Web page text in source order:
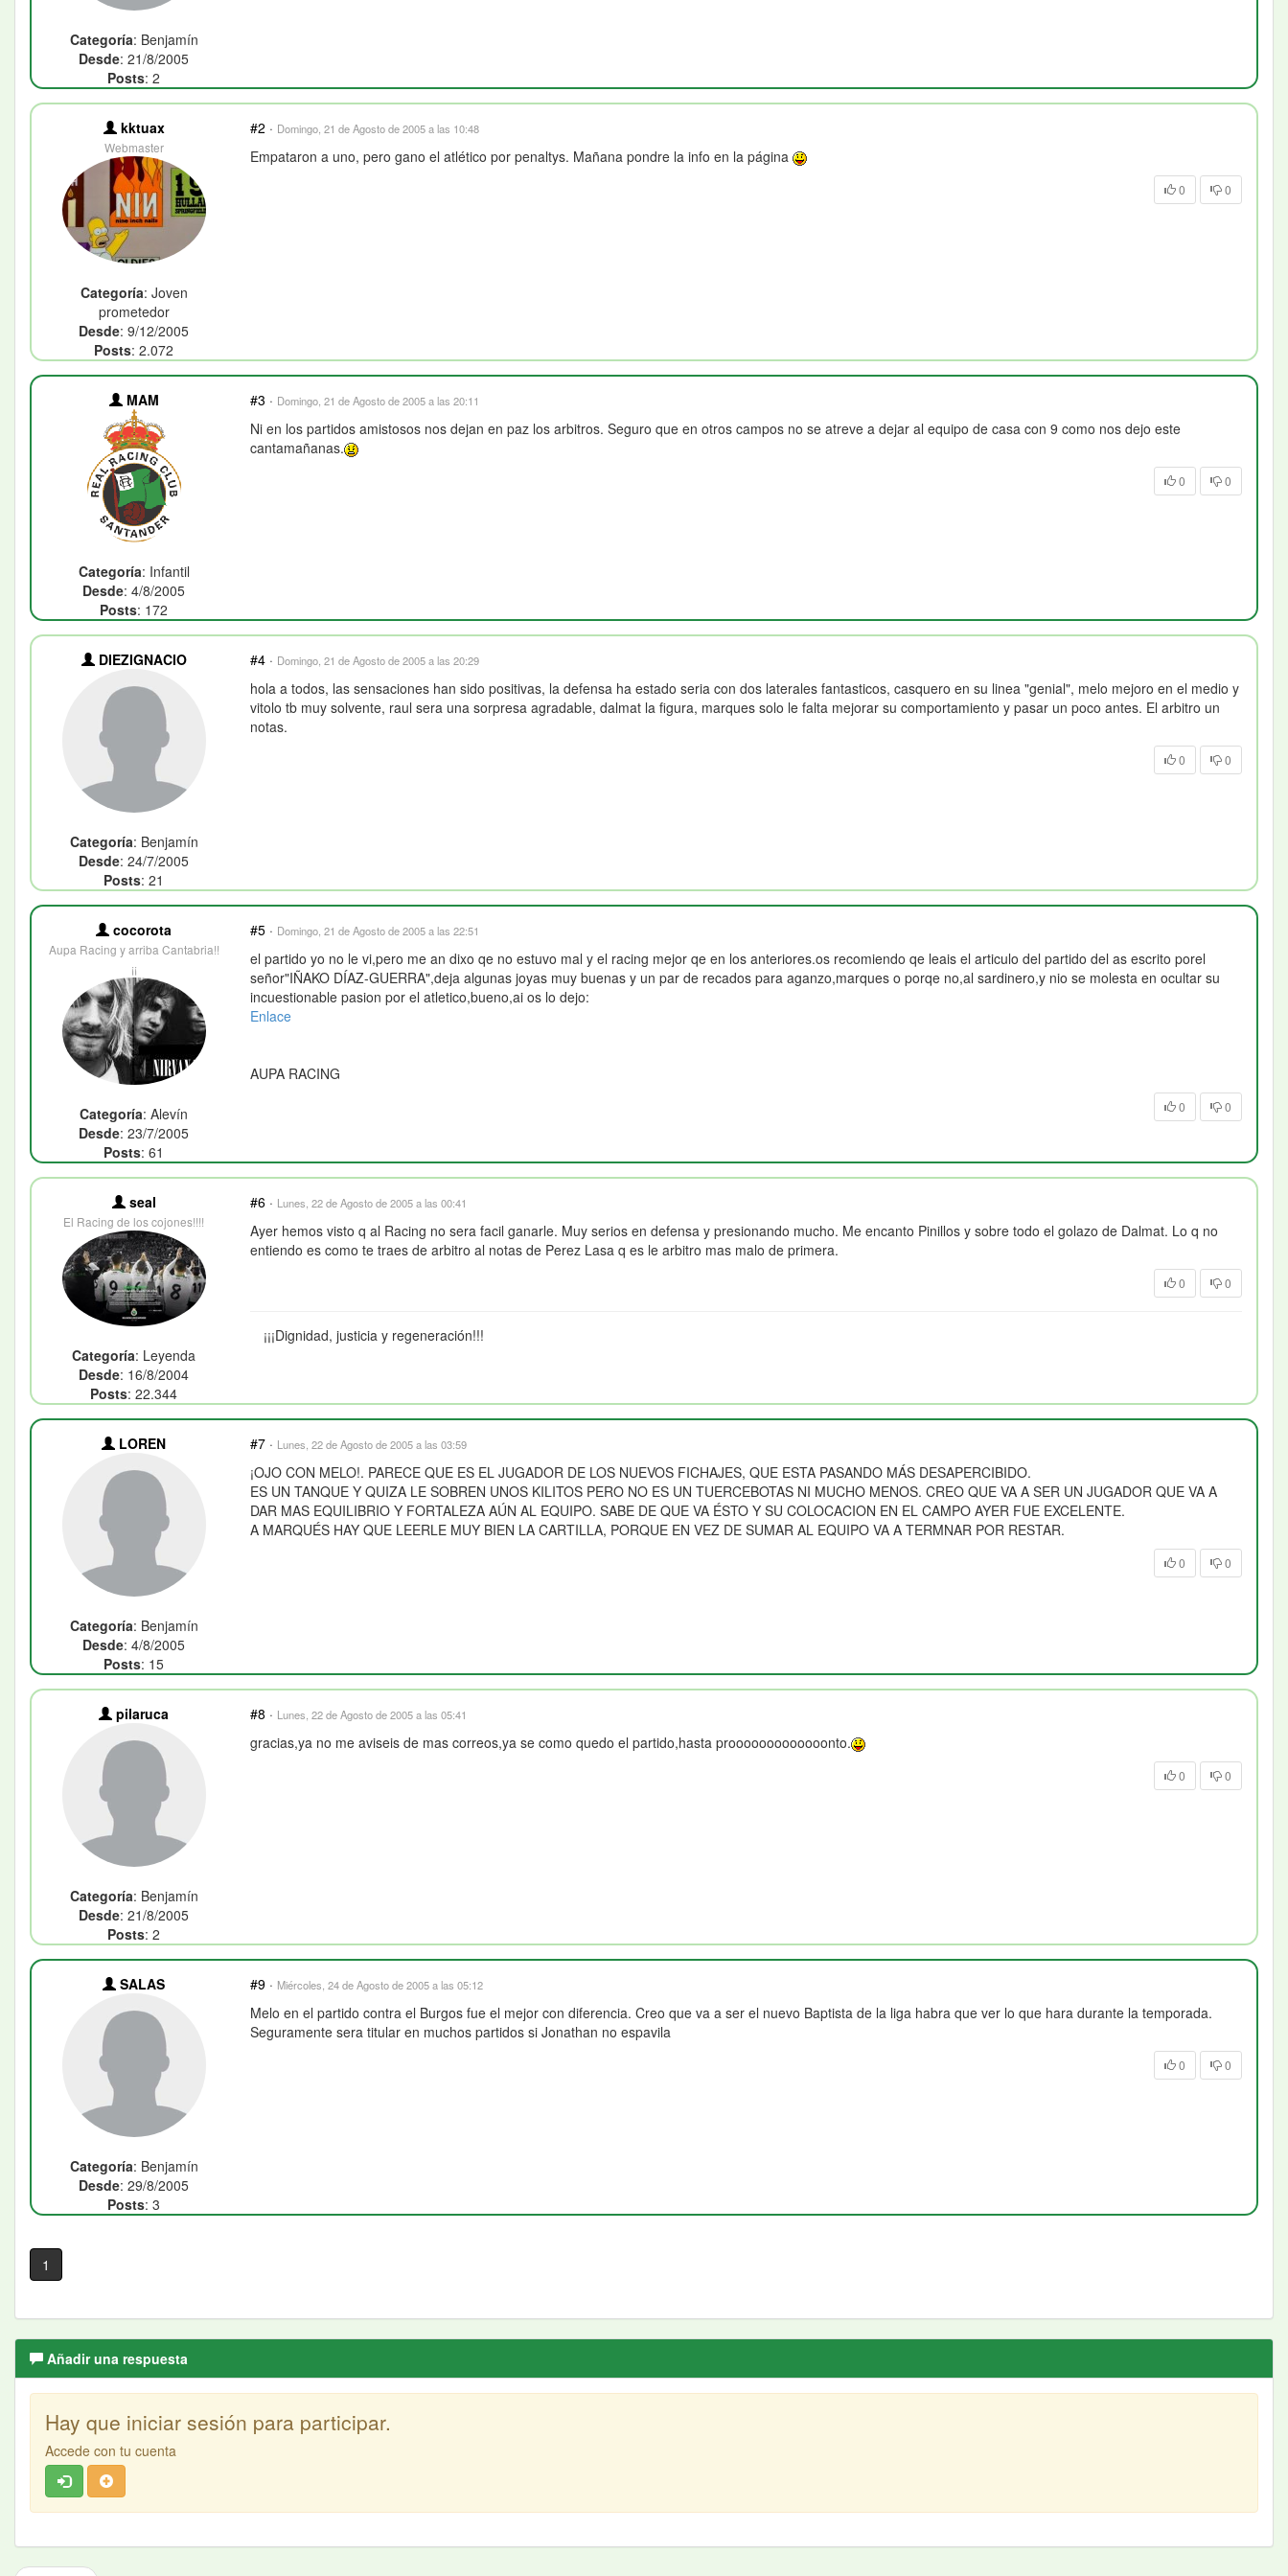
Categoría: Benjamín
Desde: 21/8/2005
Posts: 2
kktuax
Webmaster
Categoría: Joven
prometedor
Desde: 9/12/2005
Posts: 2.072
#2 · Domingo, 21 de Agosto de 2005 a las 10:48
Empataron a uno, pero gano el atlético por penaltys. Mañana pondre la info en la página
0 0
MAM
Categoría: Infantil
Desde: 4/8/2005
Posts: 172
#3 · Domingo, 21 de Agosto de 2005 a las 20:11
Ni en los partidos amistosos nos dejan en paz los arbitros. Seguro que en otros campos no se atreve a dejar al equipo de casa con 9 como nos dejo este
cantamañanas.
0 0
DIEZIGNACIO
Categoría: Benjamín
Desde: 24/7/2005
Posts: 21
#4 · Domingo, 21 de Agosto de 2005 a las 20:29
hola a todos, las sensaciones han sido positivas, la defensa ha estado seria con dos laterales fantasticos, casquero en su linea "genial", melo mejoro en el medio y
vitolo tb muy solvente, raul sera una sorpresa agradable, dalmat la figura, marques solo le falta mejorar su comportamiento y pasar un poco antes. El arbitro un
notas.
0 0
cocorota
Aupa Racing y arriba Cantabria!!
¡¡
Categoría: Alevín
Desde: 23/7/2005
Posts: 61
#5 · Domingo, 21 de Agosto de 2005 a las 22:51
el partido yo no le vi,pero me an dixo qe no estuvo mal y el racing mejor qe en los anteriores.os recomiendo qe leais el articulo del partido del as escrito porel
señor"IÑAKO DÍAZ-GUERRA",deja algunas joyas muy buenas y un par de recados para aganzo,marques o porqe no,al sardinero,y nio se molesta en ocultar su
incuestionable pasion por el atletico,bueno,ai os lo dejo:
Enlace
AUPA RACING
0 0
seal
El Racing de los cojones!!!!
Categoría: Leyenda
Desde: 16/8/2004
Posts: 22.344
#6 · Lunes, 22 de Agosto de 2005 a las 00:41
Ayer hemos visto q al Racing no sera facil ganarle. Muy serios en defensa y presionando mucho. Me encanto Pinillos y sobre todo el golazo de Dalmat. Lo q no
entiendo es como te traes de arbitro al notas de Perez Lasa q es le arbitro mas malo de primera.
0 0
¡¡¡Dignidad, justicia y regeneración!!!
LOREN
Categoría: Benjamín
Desde: 4/8/2005
Posts: 15
#7 · Lunes, 22 de Agosto de 2005 a las 03:59
¡OJO CON MELO!. PARECE QUE ES EL JUGADOR DE LOS NUEVOS FICHAJES, QUE ESTA PASANDO MÁS DESAPERCIBIDO.
ES UN TANQUE Y QUIZA LE SOBREN UNOS KILITOS PERO NO ES UN TUERCEBOTAS NI MUCHO MENOS. CREO QUE VA A SER UN JUGADOR QUE VA A
DAR MAS EQUILIBRIO Y FORTALEZA AÚN AL EQUIPO. SABE DE QUE VA ÉSTO Y SU COLOCACION EN EL CAMPO AYER FUE EXCELENTE.
A MARQUÉS HAY QUE LEERLE MUY BIEN LA CARTILLA, PORQUE EN VEZ DE SUMAR AL EQUIPO VA A TERMNAR POR RESTAR.
0 0
pilaruca
Categoría: Benjamín
Desde: 21/8/2005
Posts: 2
#8 · Lunes, 22 de Agosto de 2005 a las 05:41
gracias,ya no me aviseis de mas correos,ya se como quedo el partido,hasta prooooooooooooonto.
0 0
SALAS
Categoría: Benjamín
Desde: 29/8/2005
Posts: 3
#9 · Miércoles, 24 de Agosto de 2005 a las 05:12
Melo en el partido contra el Burgos fue el mejor con diferencia. Creo que va a ser el nuevo Baptista de la liga habra que ver lo que hara durante la temporada.
Seguramente sera titular en muchos partidos si Jonathan no espavila
0 0
1
Añadir una respuesta
Hay que iniciar sesión para participar.
Accede con tu cuenta